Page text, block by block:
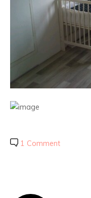
1 Comment